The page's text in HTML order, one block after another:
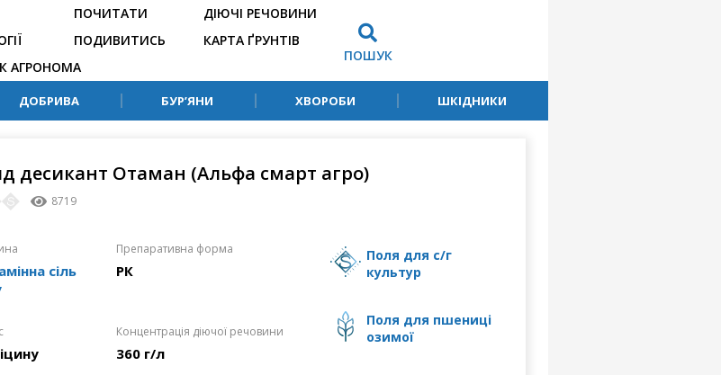
ПОЧИТАТИ
ПОДИВИТИСЬ
ДІЮЧІ РЕЧОВИНИ
КАРТА ҐРУНТІВ
АГРОНОМА
ПОШУК
ДОБРИВА БУР’ЯНИ ХВОРОБИ ШКІДНИКИ
десикант Отаман (Альфа смарт агро)
8719
сіль
Препаративна форма
РК
Концентрація діючої речовини
360 г/л
поля для с/г
культур
поля для пшениці
озимої